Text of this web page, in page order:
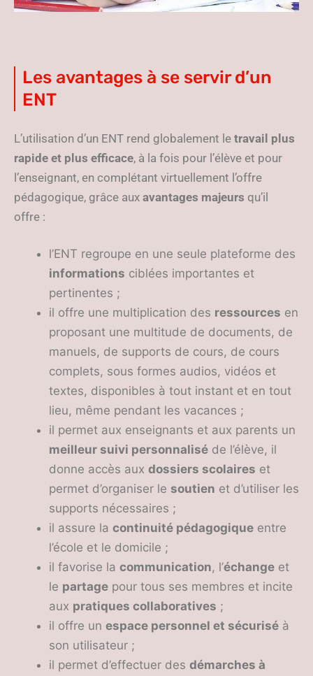
Les avantages à se servir d’un
ENT
L’utilisation d’un ENT rend globalement le travail plus
rapide et plus efficace, à la fois pour l’élève et pour
l’enseignant, en complétant virtuellement l’offre
pédagogique, grâce aux avantages majeurs qu’il
offre :
l’ENT regroupe en une seule plateforme des
informations ciblées importantes et
pertinentes ;
il offre une multiplication des ressources en
proposant une multitude de documents, de
manuels, de supports de cours, de cours
complets, sous formes audios, vidéos et
textes, disponibles à tout instant et en tout
lieu, même pendant les vacances ;
il permet aux enseignants et aux parents un
meilleur suivi personnalisé de l’élève, il
donne accès aux dossiers scolaires et
permet d’organiser le soutien et d’utiliser les
supports nécessaires ;
il assure la continuité pédagogique entre
l’école et le domicile ;
il favorise la communication, l’échange et
le partage pour tous ses membres et incite
aux pratiques collaboratives ;
il offre un espace personnel et sécurisé à
son utilisateur ;
il permet d’effectuer des démarches à